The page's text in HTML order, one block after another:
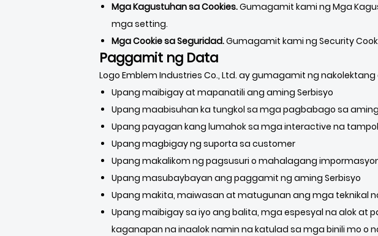
Mga Kagustuhan sa Cookies.Gumagamit kami ng Mga
mga setting.
Mga Cookie sa Seguridad.Gumagamit kami ng Security
Paggamit ng Data
Logo Emblem Industries Co., Ltd. ay gumagamit ng
Upang maibigay at mapanatili ang aming Serbisyo
Upang maabisuhan ka tungkol sa mga pagbabago sa
Upang payagan kang lumahok sa mga interactive na
Upang magbigay ng suporta sa customer
Upang makalikom ng pagsusuri o mahalagang
Upang masubaybayan ang paggamit ng aming Serbisyo
Upang makita, maiwasan at matugunan ang mga teknikal
Upang maibigay sa iyo ang balita, mga espesyal na alok at
kaganapan na inaalok namin na katulad sa mga binili mo o